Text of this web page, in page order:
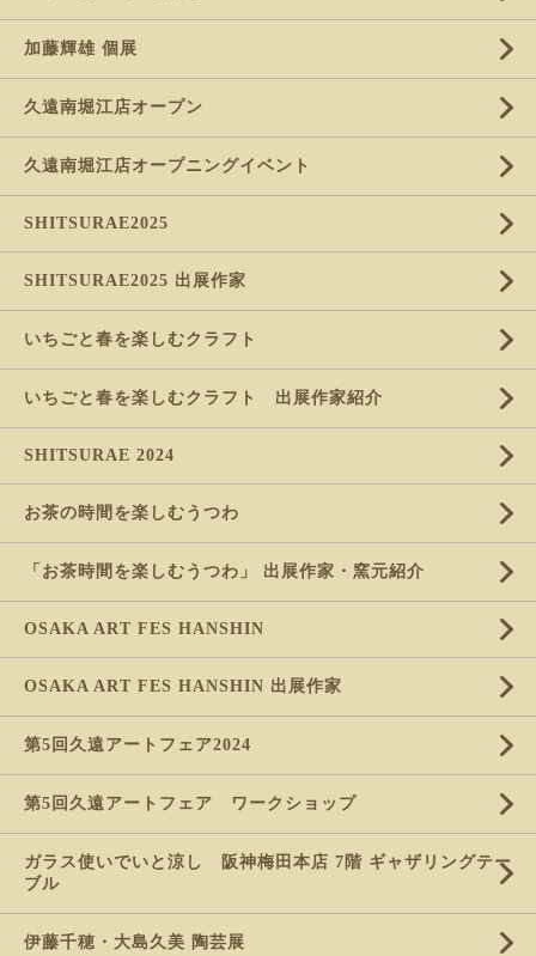
加藤輝雄 個展
久遠南堀江店オープン
久遠南堀江店オープニングイベント
SHITSURAE2025
SHITSURAE2025 出展作家
いちごと春を楽しむクラフト
いちごと春を楽しむクラフト 出展作家紹介
SHITSURAE 2024
お茶の時間を楽しむうつわ
「お茶時間を楽しむうつわ」 出展作家・窯元紹介
OSAKA ART FES HANSHIN
OSAKA ART FES HANSHIN 出展作家
第5回久遠アートフェア2024
第5回久遠アートフェア ワークショップ
ガラス使いでいと涼し 阪神梅田本店 7階 ギャザリングテー
ブル
伊藤千穂・大島久美 陶芸展